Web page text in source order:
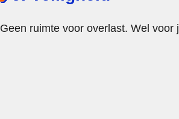
Geen ruimte voor overlast. Wel voor